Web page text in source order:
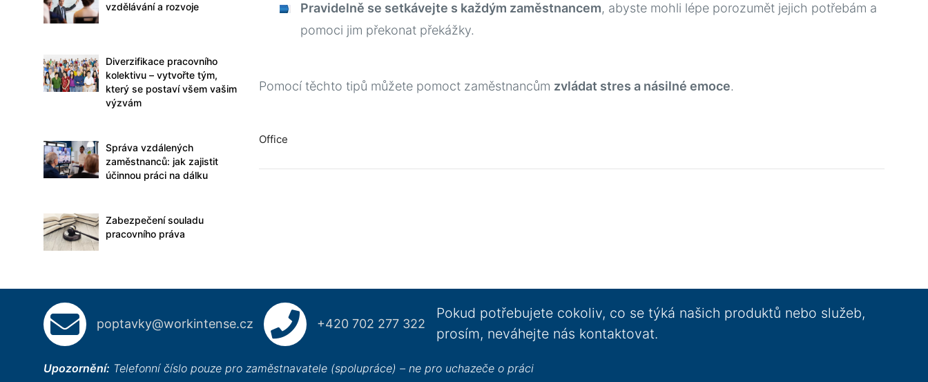
Pravidelně se setkávejte s každým zaměstnancem, abyste mohli lépe porozumět jejich potřebám a
pomoci jim překonat překážky.
Pomocí těchto tipů můžete pomoct zaměstnancům zvládat stres a násilné emoce.
Office
vzdělávání a rozvoje
Diverzifikace pracovního
kolektivu – vytvořte tým,
který se postaví všem vašim
výzvám
Správa vzdálených
zaměstnanců: jak zajistit
účinnou práci na dálku
Zabezpečení souladu
pracovního práva
poptavky@workintense.cz +420 702 277 322
Pokud potřebujete cokoliv, co se týká našich produktů nebo služeb,
prosím, neváhejte nás kontaktovat.
Upozornění: Telefonní číslo pouze pro zaměstnavatele (spolupráce) – ne pro uchazeče o práci